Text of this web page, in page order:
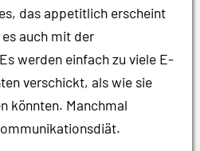
das appetitlich erscheint
auch mit der
werden einfach zu viele E-
verschickt, als wie sie
könnten. Manchmal